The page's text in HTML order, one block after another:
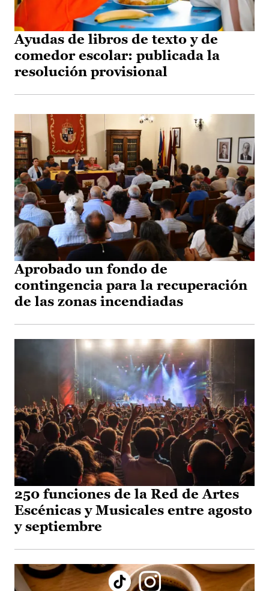
Ayudas de libros de texto y de
comedor escolar: publicada la
resolución provisional
Aprobado un fondo de
contingencia para la recuperación
de las zonas incendiadas
250 funciones de la Red de Artes
Escénicas y Musicales entre agosto
y septiembre